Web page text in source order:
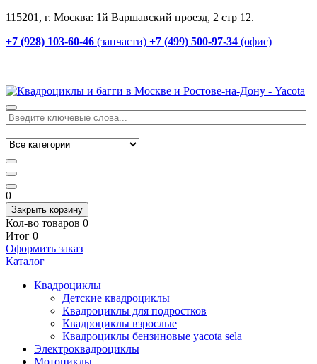
115201, г. Москва: 1й Варшавский проезд, 2 стр 12.
+7 (928) 103-60-46 (запчасти) +7 (499) 500-97-34 (офис)
0
Закрыть корзину
Кол-во товаров 0
Итог 0
Оформить заказ
Каталог
Квадроциклы
Детские квадроциклы
Квадроциклы для подростков
Квадроциклы взрослые
Квадроциклы бензиновые yacota sela
Электроквадроциклы
Мотоциклы